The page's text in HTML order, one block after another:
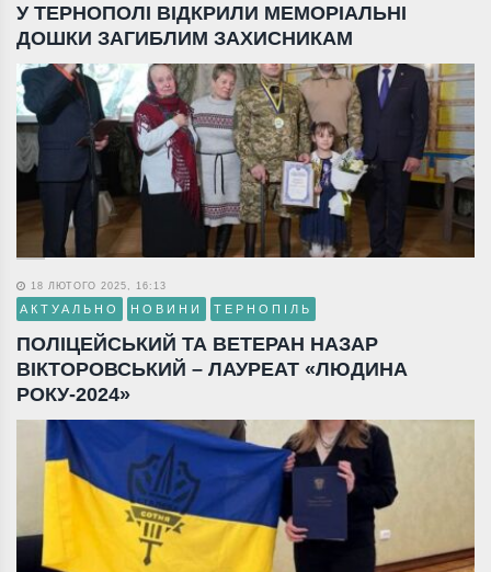
У ТЕРНОПОЛІ ВІДКРИЛИ МЕМОРІАЛЬНІ
ДОШКИ ЗАГИБЛИМ ЗАХИСНИКАМ
18 ЛЮТОГО 2025, 16:13
АКТУАЛЬНО НОВИНИ ТЕРНОПІЛЬ
ПОЛІЦЕЙСЬКИЙ ТА ВЕТЕРАН НАЗАР
ВІКТОРОВСЬКИЙ – ЛАУРЕАТ «ЛЮДИНА
РОКУ-2024»